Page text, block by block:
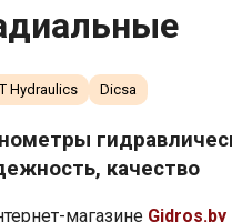
Hydraulics Dicsa
качество
магазине Gidros.by